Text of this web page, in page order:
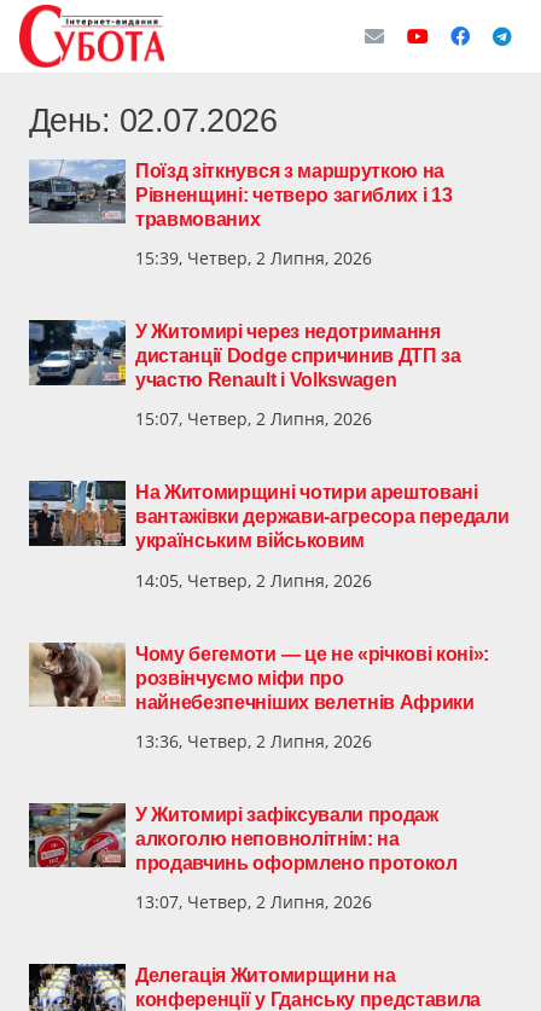
День: 02.07.2026
Поїзд зіткнувся з маршруткою на
Рівненщині: четверо загиблих і 13
травмованих
15:39, Четвер, 2 Липня, 2026
У Житомирі через недотримання
дистанції Dodge спричинив ДТП за
участю Renault і Volkswagen
15:07, Четвер, 2 Липня, 2026
На Житомирщині чотири арештовані
вантажівки держави-агресора передали
українським військовим
14:05, Четвер, 2 Липня, 2026
Чому бегемоти — це не «річкові коні»:
розвінчуємо міфи про
найнебезпечніших велетнів Африки
13:36, Четвер, 2 Липня, 2026
У Житомирі зафіксували продаж
алкоголю неповнолітнім: на
продавчинь оформлено протокол
13:07, Четвер, 2 Липня, 2026
Делегація Житомирщини на
конференції у Гданську представила